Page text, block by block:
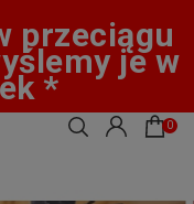
przeciągu
je w
*
0